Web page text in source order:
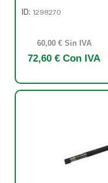
ID: 1298270
60,00 € Sin IVA
72,60 € Con IVA